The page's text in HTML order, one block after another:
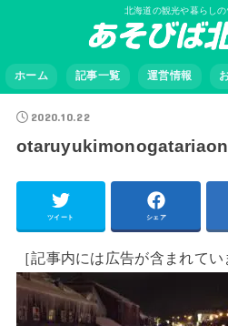
北海道の観光や暮らし
ホーム 記事一覧 運営情報
2020.10.22
ツイート シェア
［記事内には広告が含まれてい